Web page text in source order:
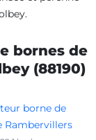
bornes de
(88190)
borne de
Rambervillers